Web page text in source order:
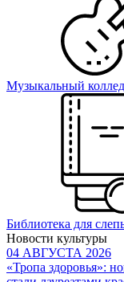
Музыкальный
Библиотека для
Новости культуры
04 АВГУСТА 2026
«Тропа здоровья»: